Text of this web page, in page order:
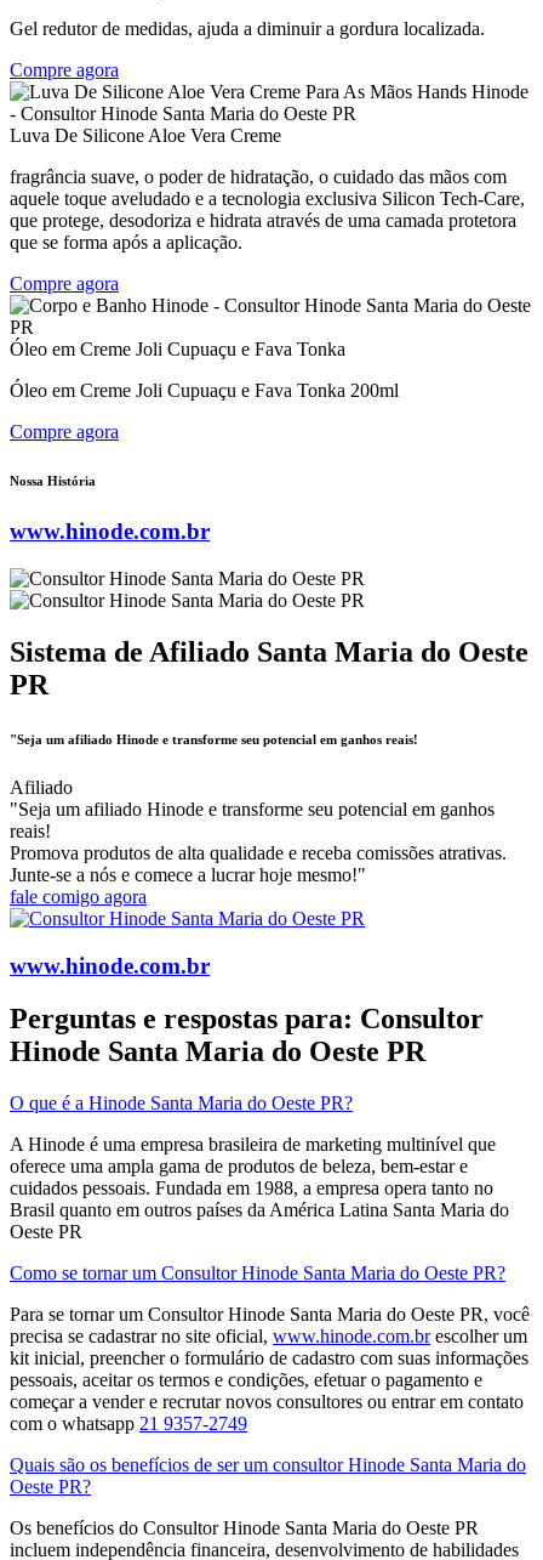
Gel redutor de medidas, ajuda a diminuir a gordura localizada.
Compre agora
Luva De Silicone Aloe Vera Creme
fragrância suave, o poder de hidratação, o cuidado das mãos com
aquele toque aveludado e a tecnologia exclusiva Silicon Tech-Care,
que protege, desodoriza e hidrata através de uma camada protetora
que se forma após a aplicação.
Compre agora
Óleo em Creme Joli Cupuaçu e Fava Tonka
Óleo em Creme Joli Cupuaçu e Fava Tonka 200ml
Compre agora
Nossa História
www.hinode.com.br
Sistema de Afiliado Santa Maria do Oeste
PR
"Seja um afiliado Hinode e transforme seu potencial em ganhos reais!
Afiliado
"Seja um afiliado Hinode e transforme seu potencial em ganhos
reais!
Promova produtos de alta qualidade e receba comissões atrativas.
Junte-se a nós e comece a lucrar hoje mesmo!"
fale comigo agora
www.hinode.com.br
Perguntas e respostas para: Consultor
Hinode Santa Maria do Oeste PR
O que é a Hinode Santa Maria do Oeste PR?
A Hinode é uma empresa brasileira de marketing multinível que
oferece uma ampla gama de produtos de beleza, bem-estar e
cuidados pessoais. Fundada em 1988, a empresa opera tanto no
Brasil quanto em outros países da América Latina​ Santa Maria do
Oeste PR
Como se tornar um Consultor Hinode Santa Maria do Oeste PR?
Para se tornar um Consultor Hinode Santa Maria do Oeste PR, você
precisa se cadastrar no site oficial, www.hinode.com.brescolher um
kit inicial, preencher o formulário de cadastro com suas informações
pessoais, aceitar os termos e condições, efetuar o pagamento e
começar a vender e recrutar novos consultores​ ou entrar em contato
com o whatsapp 21 9357-2749
Quais são os benefícios de ser um consultor Hinode Santa Maria do
Oeste PR?
Os benefícios do Consultor Hinode Santa Maria do Oeste PR
incluem independência financeira, desenvolvimento de habilidades